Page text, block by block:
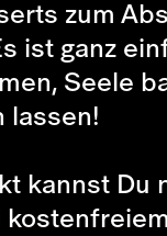
zum
ist ganz
Seele
lassen!
kannst Du